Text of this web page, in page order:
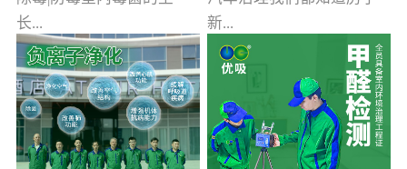
长...
受温度、湿度、基质养
分、通风四个条件影响，
温暖潮湿、营养物质多、
新...
装修完会有甲醛，其实汽
车的甲醛超标问题更为严
重。汽车的空间范围小，